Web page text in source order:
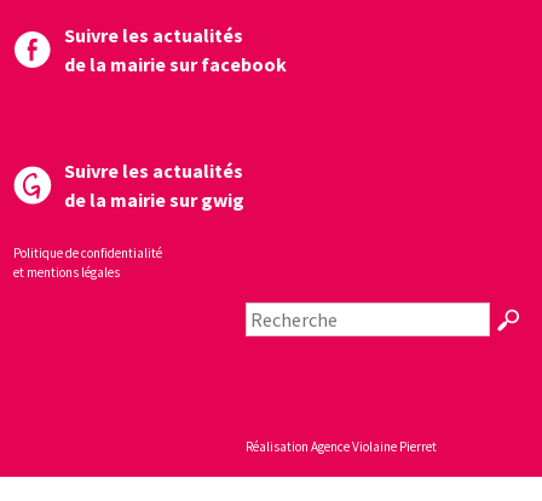
Suivre les actualités
de la mairie sur facebook
Suivre les actualités
de la mairie sur gwig
Politique de confidentialité
et mentions légales
Réalisation Agence Violaine Pierret